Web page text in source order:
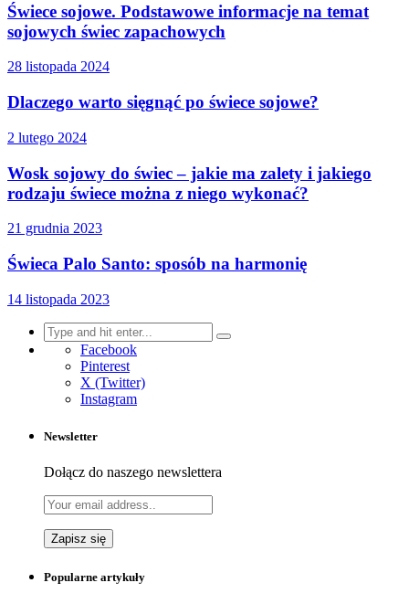
Świece sojowe. Podstawowe informacje na temat
sojowych świec zapachowych
28 listopada 2024
Dlaczego warto sięgnąć po świece sojowe?
2 lutego 2024
Wosk sojowy do świec – jakie ma zalety i jakiego
rodzaju świece można z niego wykonać?
21 grudnia 2023
Świeca Palo Santo: sposób na harmonię
14 listopada 2023
Search
for:
Facebook
Pinterest
X (Twitter)
Instagram
Newsletter
Dołącz do naszego newslettera
Popularne artykuły